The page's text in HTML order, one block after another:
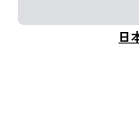
日